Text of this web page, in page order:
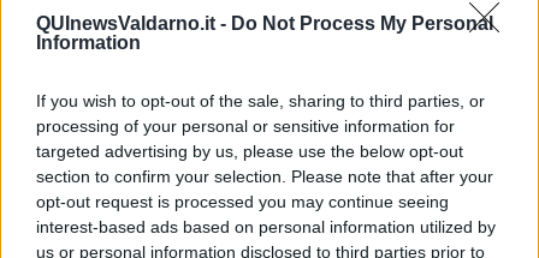
QUInewsValdarno.it - Do Not Process My Personal
Information
If you wish to opt-out of the sale, sharing to third parties, or
processing of your personal or sensitive information for
targeted advertising by us, please use the below opt-out
section to confirm your selection. Please note that after your
opt-out request is processed you may continue seeing
interest-based ads based on personal information utilized by
us or personal information disclosed to third parties prior to
​Un esempio di civismo
​Linee guida per organizzare il civismo della complessità
Il nesso tra cambiamenti climatici e salute umana
Tutti morimmo a stento (3)
Tutti morimmo a stento (2)
​Tutti morimmo a stento (1)
IL CORRIDOIO BLU il resoconto del convegno
Un manuale essenziale per seguire il CORRIDOIO BLU